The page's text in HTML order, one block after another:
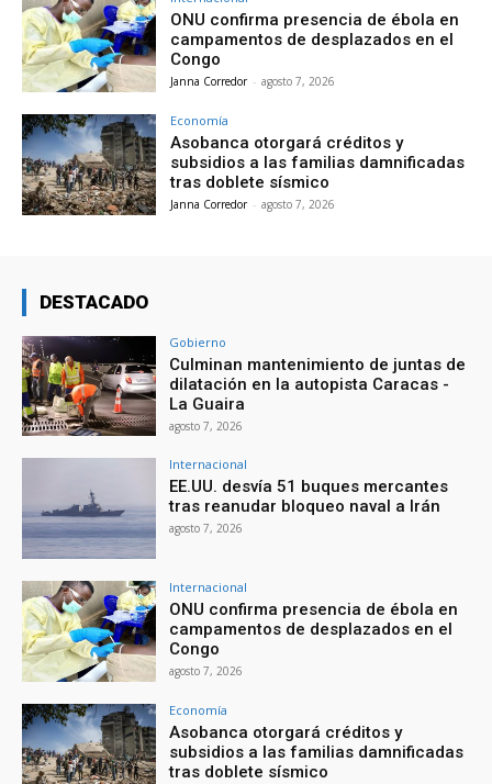
ONU confirma presencia de ébola en
campamentos de desplazados en el
Congo
Janna Corredor - agosto 7, 2026
Economía
Asobanca otorgará créditos y
subsidios a las familias damnificadas
tras doblete sísmico
Janna Corredor - agosto 7, 2026
DESTACADO
Gobierno
Culminan mantenimiento de juntas de
dilatación en la autopista Caracas -
La Guaira
agosto 7, 2026
Internacional
EE.UU. desvía 51 buques mercantes
tras reanudar bloqueo naval a Irán
agosto 7, 2026
Internacional
ONU confirma presencia de ébola en
campamentos de desplazados en el
Congo
agosto 7, 2026
Economía
Asobanca otorgará créditos y
subsidios a las familias damnificadas
tras doblete sísmico